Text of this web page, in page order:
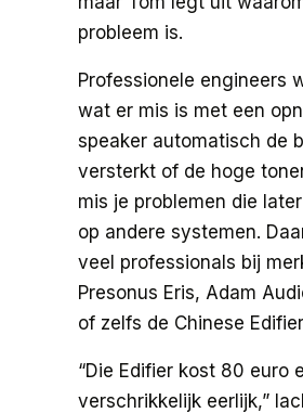
probleem is.
Professionele engineers
wat er mis is met een
speaker automatisch de
versterkt of de hoge
mis je problemen die
op andere systemen.
veel professionals bij
Presonus Eris, Adam
of zelfs de Chinese
“Die Edifier kost 80 euro
verschrikkelijk eerlijk,”